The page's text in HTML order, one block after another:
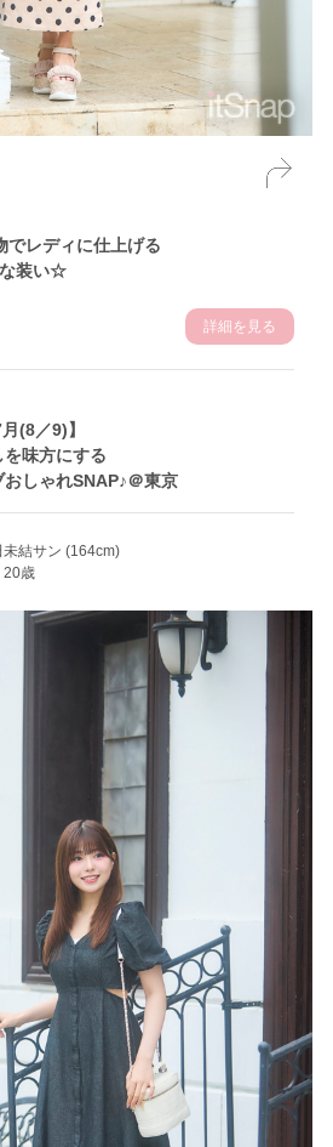
でレディに仕上げる
な装い☆
詳細を見る
(8／9)】
味方にする
おしゃれSNAP♪＠東京
未結サン (164cm)
20歳